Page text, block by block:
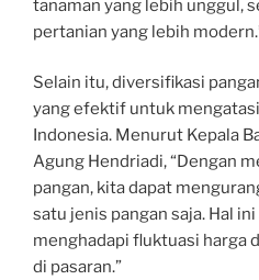
tanaman yang lebih unggul,
pertanian yang lebih
Selain itu, diversifikasi
yang efektif untuk
Indonesia. Menurut Kepala
Agung Hendriadi, “Dengan
pangan, kita dapat
satu jenis pangan saja. Hal
menghadapi fluktuasi harga
di pasaran.”